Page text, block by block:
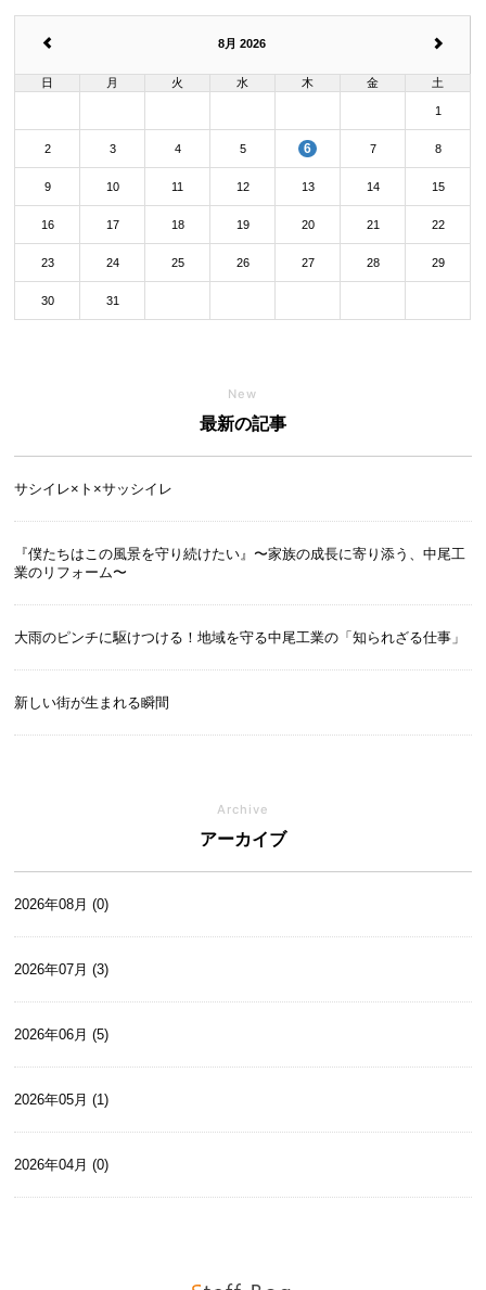
8月 2026
日 月 火 水 木 金 土
1
2 3 4 5 6 7 8
9 10 11 12 13 14 15
16 17 18 19 20 21 22
23 24 25 26 27 28 29
30 31
New
最新の記事
サシイレ×ト×サッシイレ
『僕たちはこの風景を守り続けたい』〜家族の成長に寄り添う、中尾工
業のリフォーム〜
大雨のピンチに駆けつける！地域を守る中尾工業の「知られざる仕事」
新しい街が生まれる瞬間
Archive
アーカイブ
2026年08月 (0)
2026年07月 (3)
2026年06月 (5)
2026年05月 (1)
2026年04月 (0)